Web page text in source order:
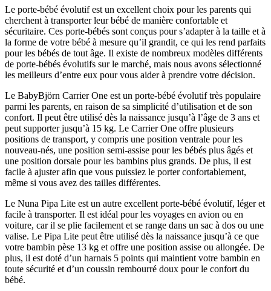
Le porte-bébé évolutif est un excellent choix pour les parents qui
cherchent à transporter leur bébé de manière confortable et
sécuritaire. Ces porte-bébés sont conçus pour s’adapter à la taille et à
la forme de votre bébé à mesure qu’il grandit, ce qui les rend parfaits
pour les bébés de tout âge. Il existe de nombreux modèles différents
de porte-bébés évolutifs sur le marché, mais nous avons sélectionné
les meilleurs d’entre eux pour vous aider à prendre votre décision.
Le BabyBjörn Carrier One est un porte-bébé évolutif très populaire
parmi les parents, en raison de sa simplicité d’utilisation et de son
confort. Il peut être utilisé dès la naissance jusqu’à l’âge de 3 ans et
peut supporter jusqu’à 15 kg. Le Carrier One offre plusieurs
positions de transport, y compris une position ventrale pour les
nouveau-nés, une position semi-assise pour les bébés plus âgés et
une position dorsale pour les bambins plus grands. De plus, il est
facile à ajuster afin que vous puissiez le porter confortablement,
même si vous avez des tailles différentes.
Le Nuna Pipa Lite est un autre excellent porte-bébé évolutif, léger et
facile à transporter. Il est idéal pour les voyages en avion ou en
voiture, car il se plie facilement et se range dans un sac à dos ou une
valise. Le Pipa Lite peut être utilisé dès la naissance jusqu’à ce que
votre bambin pèse 13 kg et offre une position assise ou allongée. De
plus, il est doté d’un harnais 5 points qui maintient votre bambin en
toute sécurité et d’un coussin rembourré doux pour le confort du
bébé.